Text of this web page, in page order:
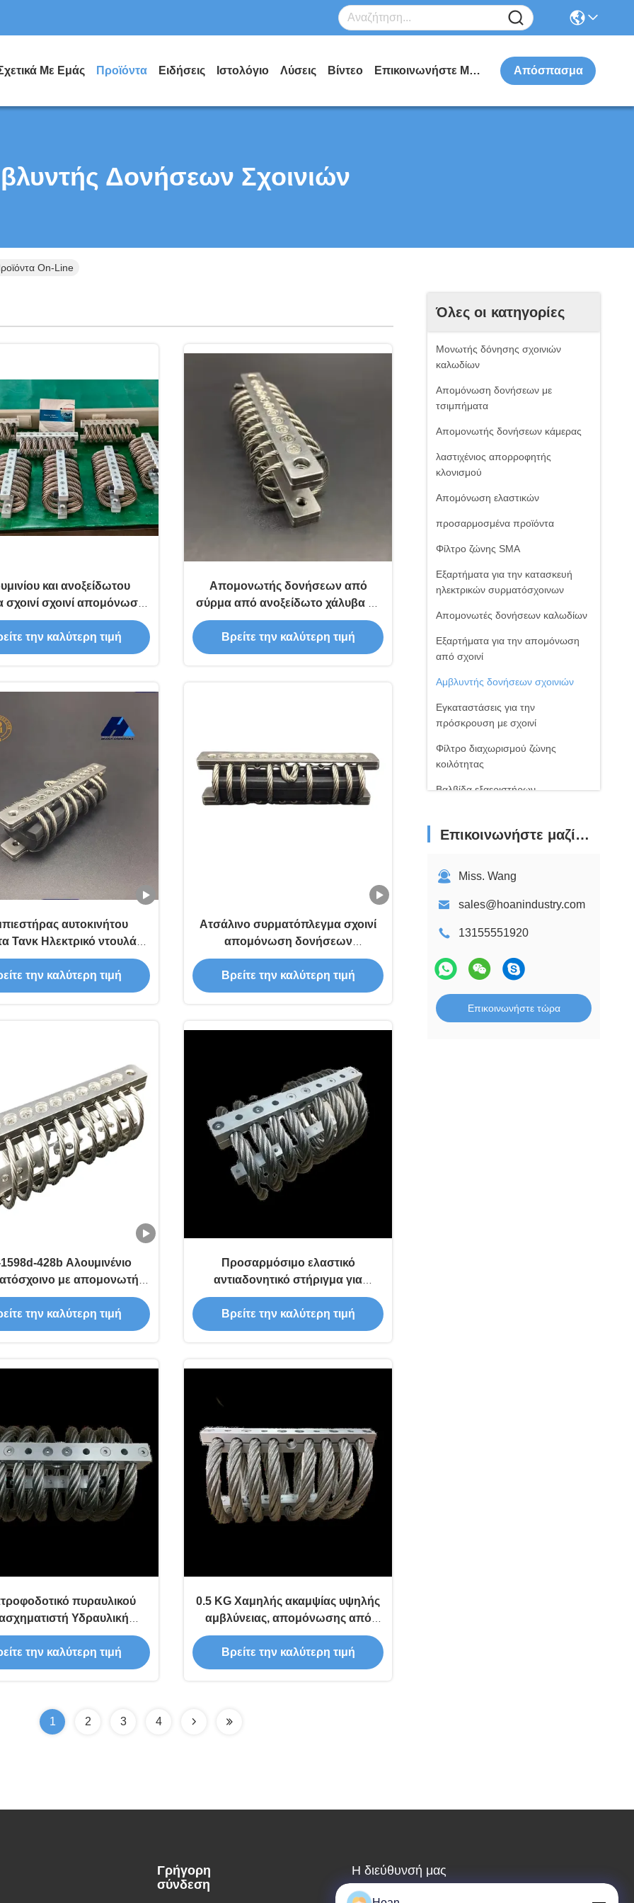
Με Εμάς Προϊόντα Ειδήσεις Ιστολόγιο Λύσεις Βίντεο Επικοινωνήστε Μαζί Μας Απόσπασμα
Δονήσεων Σχοινιών
On-Line
Όλες οι κατηγορίες
Μονωτής δόνησης σχοινιών
καλωδίων
Απομόνωση δονήσεων με
τσιμπήματα
Απομονωτής δονήσεων κάμερας
λαστιχένιος απορροφητής
κλονισμού
Απομόνωση ελαστικών
προσαρμοσμένα προϊόντα
Φίλτρο ζώνης SMA
Εξαρτήματα για την κατασκευή
ηλεκτρικών συρματόσχοινων
Απομονωτές δονήσεων καλωδίων
Εξαρτήματα για την απομόνωση
από σχοινί
Αμβλυντής δονήσεων σχοινιών
Εγκαταστάσεις για την
πρόσκρουση με σχοινί
Φίλτρο διαχωρισμού ζώνης
κοιλότητας
Βαλβίδα εξαεριστήρων
Επικοινωνήστε μαζί μας
Miss. Wang
sales@hoanindustry.com
13155551920
Επικοινωνήστε τώρα
και ανοξείδωτου
σχοινί σχοινί απομόνωση
μέγιστο στατικό φορτίο
Loops σχεδιασμός για τον
των δονήσεων
την καλύτερη τιμή
Απομονωτής δονήσεων από
σύρμα από ανοξείδωτο χάλυβα με
μέγιστο στατικό φορτίο 18 kg και
ανθεκτικός στη διάβρωση για το
σταθμό κινητήρα και
Βρείτε την καλύτερη τιμή
αυτοκινήτου
Τανκ Ηλεκτρικό ντουλάπι
αποσβεστήρα
δονήσεων
την καλύτερη τιμή
Ατσάλινο συρματόπλεγμα σχοινί
απομόνωση δονήσεων
αντιδονήσεων λύσεις τοποθέτηση
Βρείτε την καλύτερη τιμή
428b Αλουμινένιο
με απομονωτή
Κατάσταση για συστατικά
ρουλεμάντων
την καλύτερη τιμή
Προσαρμόσιμο ελαστικό
αντιαδονητικό στήριγμα για
μηχανήματα εργαλείων και λύσεις
ισοπέδωσης
Βρείτε την καλύτερη τιμή
πυραυλικού
Υδραυλική
εκκίνησης Μηχανική
δόνηση Απορρόφηση σοκ
την καλύτερη τιμή
0.5 KG Χαμηλής ακαμψίας υψηλής
αμβλύνειας, απομόνωσης από
δονήσεις με σφαίρα για την
εξόρυξη ενέργειας
Βρείτε την καλύτερη τιμή
1 2 3 4
Γρήγορη
σύνδεση
Η διεύθυνσή μας
Διεύθυνση εταιρείας